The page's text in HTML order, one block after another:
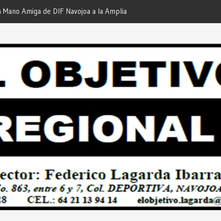
de DIF Navojoa a la Ampliación
de Servicios… Desde: Redacción
Nuestras Familias!…